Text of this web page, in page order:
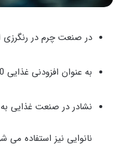
در صنعت چرم در رنگرزی
به عنوان افزودنی غذایی E510، به کار می رود.
نشادر در صنعت غذایی
نانوایی نیز استفاده می